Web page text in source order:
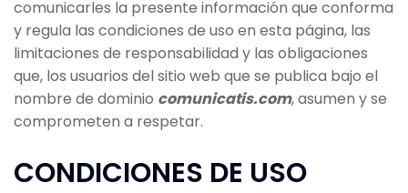
comunicarles la presente información que conforma
y regula las condiciones de uso en esta página, las
limitaciones de responsabilidad y las obligaciones
que, los usuarios del sitio web que se publica bajo el
nombre de dominio comunicatis.com, asumen y se
comprometen a respetar.
CONDICIONES DE USO